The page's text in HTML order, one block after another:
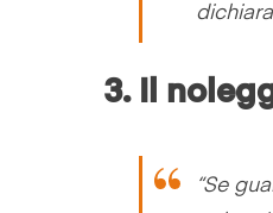
3. Il
“Se